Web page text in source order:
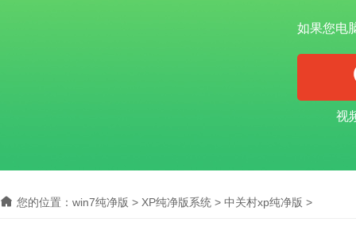
如果您电
视
您的位置： win7纯净版 > XP纯净版系统 > 中关村xp纯净版 >